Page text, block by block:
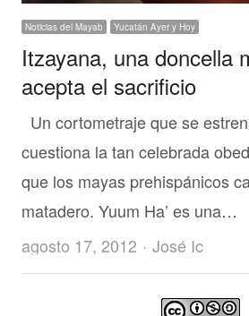
Noticias del Mayab Yucatán Ayer y Hoy
Itzayana, una doncella
acepta el sacrificio
Un cortometraje que se
cuestiona la tan celebrada
que los mayas prehispánicos
matadero. Yuum Ha’ es una…
agosto 17, 2012
Author
José Ic